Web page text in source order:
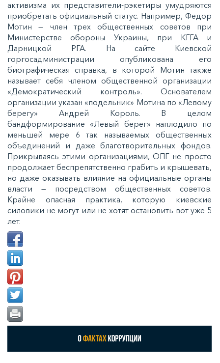
активизма их представители-рэкетиры умудряются
приобретать официальный статус. Например, Федор
Мотин — член трех общественных советов при
Министерстве обороны Украины, при КГГА и
Дарницкой РГА. На сайте Киевской
горгосадминистрации опубликована его
биографическая справка, в которой Мотин также
называет себя членом общественной организации
«Демократический контроль». Основателем
организации указан «подельник» Мотина по «Левому
берегу» Андрей Король. В целом
бандформирование «Левый берег» наплодило по
меньшей мере 6 так называемых общественных
объединений и даже благотворительных фондов.
Прикрываясь этими организациями, ОПГ не просто
продолжает беспрепятственно грабить и крышевать,
но даже оказывать влияние на официальные органы
власти — посредством общественных советов.
Крайне опасная практика, которую киевские
силовики не могут или не хотят остановить вот уже 5
лет.